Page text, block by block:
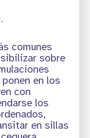
comunes
sobre
en los
con
los
en sillas